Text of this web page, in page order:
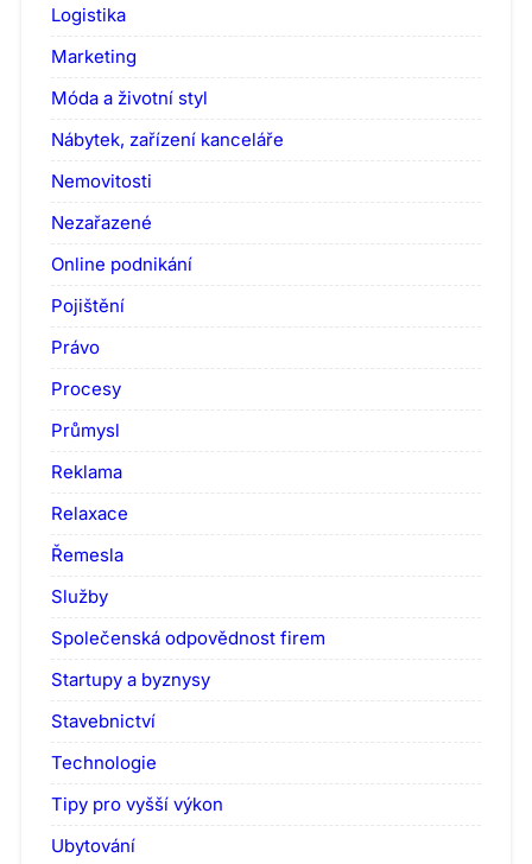
Logistika
Marketing
Móda a životní styl
Nábytek, zařízení kanceláře
Nemovitosti
Nezařazené
Online podnikání
Pojištění
Právo
Procesy
Průmysl
Reklama
Relaxace
Řemesla
Služby
Společenská odpovědnost firem
Startupy a byznysy
Stavebnictví
Technologie
Tipy pro vyšší výkon
Ubytování